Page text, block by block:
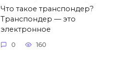
Что такое транспондер?
Транспондер — это
электронное
0 160